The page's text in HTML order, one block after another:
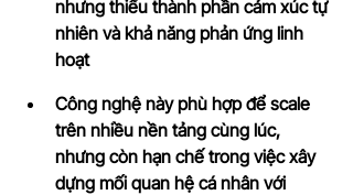
nhưng thiếu thành phần cảm xúc tự
nhiên và khả năng phản ứng linh
hoạt
Công nghệ này phù hợp để scale
trên nhiều nền tảng cùng lúc,
nhưng còn hạn chế trong việc xây
dựng mối quan hệ cá nhân với